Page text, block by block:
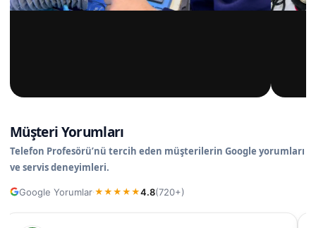
Müşteri Yorumları
Telefon Profesörü’nü tercih eden müşterilerin Google yorumları
ve servis deneyimleri.
Google Yorumlar·★ ★ ★ ★ ★4.8(720+)